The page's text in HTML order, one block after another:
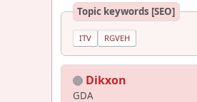
Topic keywords [SEO]
ITV RGVEH
Dikxon
GDA